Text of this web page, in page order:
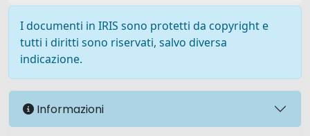
I documenti in IRIS sono protetti da copyright e
tutti i diritti sono riservati, salvo diversa
indicazione.
Informazioni